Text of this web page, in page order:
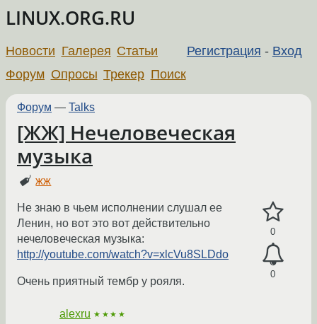
LINUX.ORG.RU
Регистрация - Вход
Новости Галерея Статьи
Форум Опросы Трекер Поиск
Форум — Talks
[ЖЖ] Нечеловеческая
музыка
жж
0
0
Не знаю в чьем исполнении слушал ее
Ленин, но вот это вот действительно
нечеловеческая музыка:
http://youtube.com/watch?v=xlcVu8SLDdo
Очень приятный тембр у рояля.
alexru ★★★★